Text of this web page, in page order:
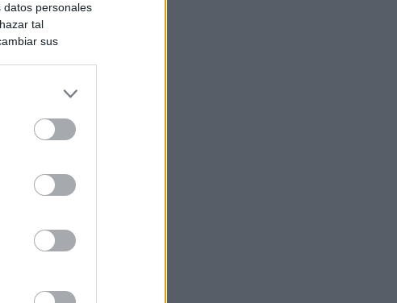
datos personales
tal
sus